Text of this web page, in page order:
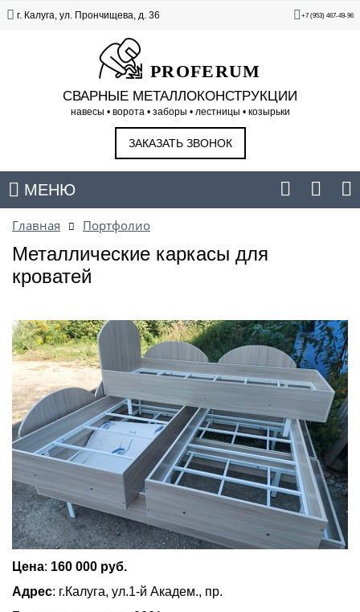
г. Калуга, ул. Прончищева, д. 36 +7 (953) 467-49-96
PROFERUM
СВАРНЫЕ МЕТАЛЛОКОНСТРУКЦИИ
навесы • ворота • заборы • лестницы • козырьки
ЗАКАЗАТЬ ЗВОНОК
МЕНЮ
Главная Портфолио
Металлические каркасы для
кроватей
Цена: 160 000 руб.
Адрес: г.Калуга, ул.1-й Академ., пр.